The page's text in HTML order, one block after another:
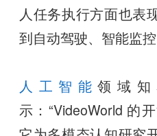
人任务执行方面也表
到自动驾驶、智能监控
人工智能领域
示：“VideoWorld 的